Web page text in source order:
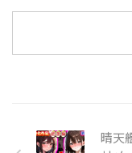
晴天